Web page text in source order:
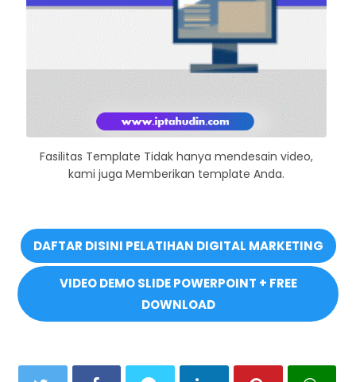
Fasilitas Template Tidak hanya mendesain video,
kami juga Memberikan template Anda.
DAFTAR DISINI PELATIHAN DIGITAL MARKETING
VIDEO DEMO SLIDE POWERPOINT + FREE
DOWNLOAD